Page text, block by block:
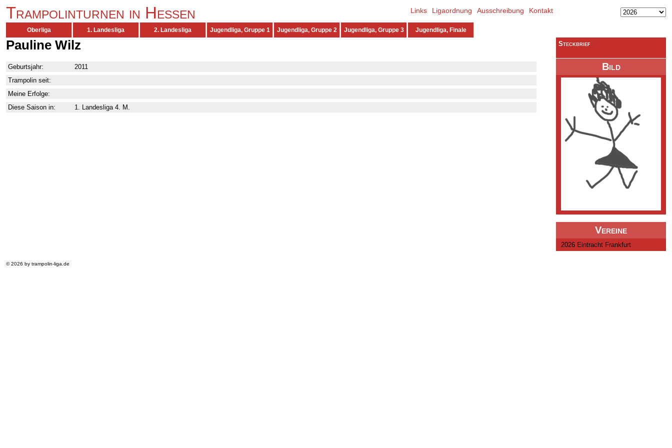
Trampolinturnen in Hessen Links Ligaordnung Ausschreibung Kontakt
Oberliga 1. Landesliga 2. Landesliga Jugendliga, Gruppe 1 Jugendliga, Gruppe 2 Jugendliga, Gruppe 3 Jugendliga, Finale
Pauline Wilz
Bild
Vereine
2026 Eintracht Frankfurt
Steckbrief
Geburtsjahr:
2011
Trampolin seit:
Meine Erfolge:
Diese Saison in:
1. Landesliga 4. M.
© 2026 by trampolin-liga.de